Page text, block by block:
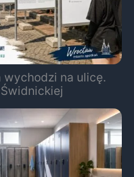
wychodzi na ulicę.